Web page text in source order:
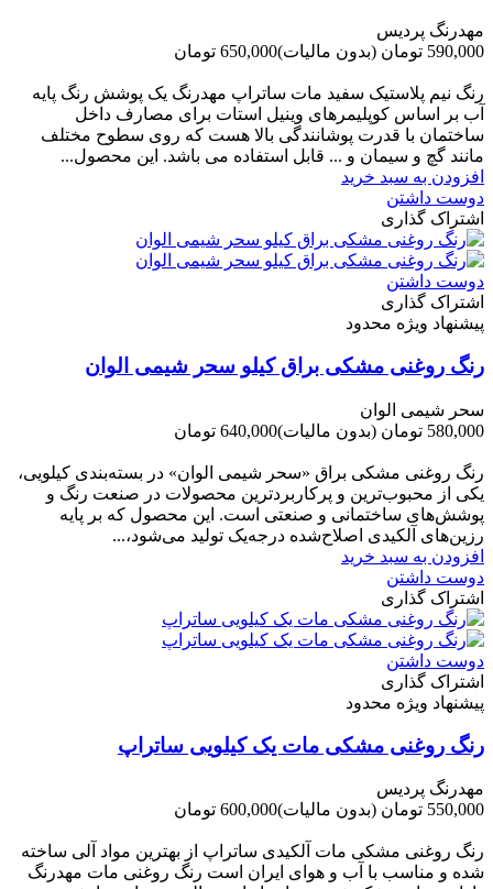
مهدرنگ پردیس
590,000 تومان
(بدون مالیات)650,000 تومان
رنگ نیم پلاستیک سفید مات ساتراپ مهدرنگ یک پوشش رنگ پایه
آب بر اساس کوپلیمرهای وینیل استات برای مصارف داخل
ساختمان با قدرت پوشانندگی بالا هست که روی سطوح مختلف
مانند گچ و سیمان و ... قابل استفاده می باشد. این محصول...
افزودن به سبد خرید
دوست داشتن
اشتراک گذاری
دوست داشتن
اشتراک گذاری
پیشنهاد ویژه محدود
رنگ روغنی مشکی براق کیلو سحر شیمی الوان
سحر شیمی الوان
580,000 تومان
(بدون مالیات)640,000 تومان
رنگ روغنی مشکی براق «سحر شیمی الوان» در بسته‌بندی کیلویی،
یکی از محبوب‌ترین و پرکاربردترین محصولات در صنعت رنگ و
پوشش‌های ساختمانی و صنعتی است. این محصول که بر پایه
رزین‌های آلکیدی اصلاح‌شده درجه‌یک تولید می‌شود،...
افزودن به سبد خرید
دوست داشتن
اشتراک گذاری
دوست داشتن
اشتراک گذاری
پیشنهاد ویژه محدود
رنگ روغنی مشکی مات یک کیلویی ساتراپ
مهدرنگ پردیس
550,000 تومان
(بدون مالیات)600,000 تومان
رنگ روغنی مشکی مات آلکیدی ساتراپ از بهترین مواد آلی ساخته
شده و مناسب با آب و هوای ایران است رنگ روغنی مات مهدرنگ